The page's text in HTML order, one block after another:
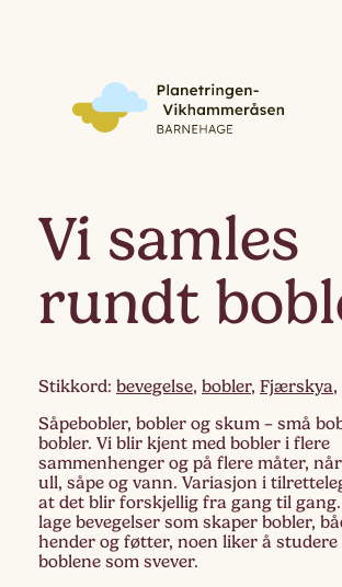
Vi samles
rundt
Stikkord: bevegelse, bobler, Fjærskya,
Såpebobler, bobler og skum – små
bobler. Vi blir kjent med bobler i flere
sammenhenger og på flere måter,
ull, såpe og vann. Variasjon i
at det blir forskjellig fra gang til
lage bevegelser som skaper bobler,
hender og føtter, noen liker å studere
boblene som svever.